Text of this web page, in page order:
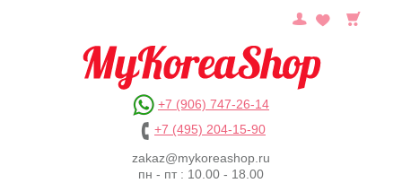
+7 (906) 747-26-14
+7 (495) 204-15-90
zakaz@mykoreashop.ru
пн - пт : 10.00 - 18.00